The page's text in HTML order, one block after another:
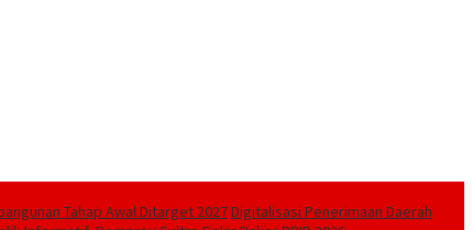
Tahap Awal Ditarget 2027Digitalisasi Penerimaan Daerah